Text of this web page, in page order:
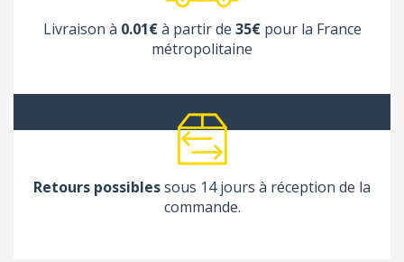
Livraison à 0.01€à partir de 35€pour la France
métropolitaine
Retours possiblessous 14 jours à réception de la
commande.